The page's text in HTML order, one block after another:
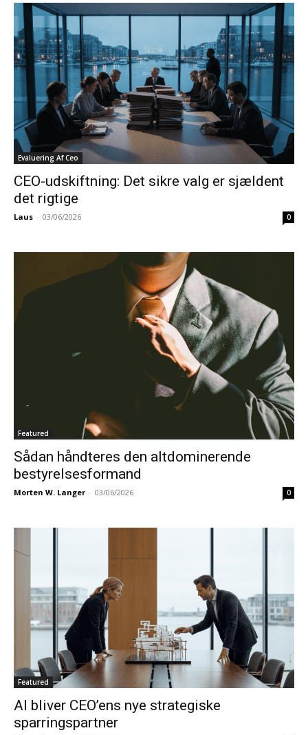
Evaluering Af Ceo
CEO-udskiftning: Det sikre valg er sjældent
det rigtige
Laus - 03/06/2026 0
Featured
Sådan håndteres den altdominerende
bestyrelsesformand
Morten W. Langer - 03/06/2026 0
Featured
AI bliver CEO’ens nye strategiske
sparringspartner